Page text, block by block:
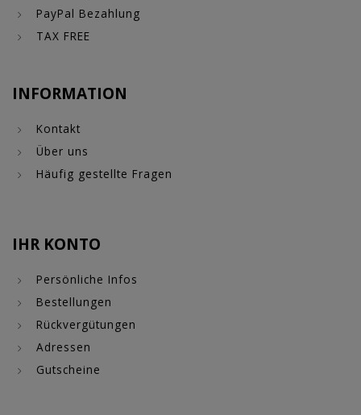
PayPal Bezahlung
TAX FREE
INFORMATION
Kontakt
Über uns
Häufig gestellte Fragen
IHR KONTO
Persönliche Infos
Bestellungen
Rückvergütungen
Adressen
Gutscheine